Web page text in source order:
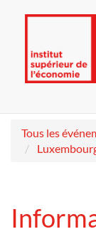
Tous les